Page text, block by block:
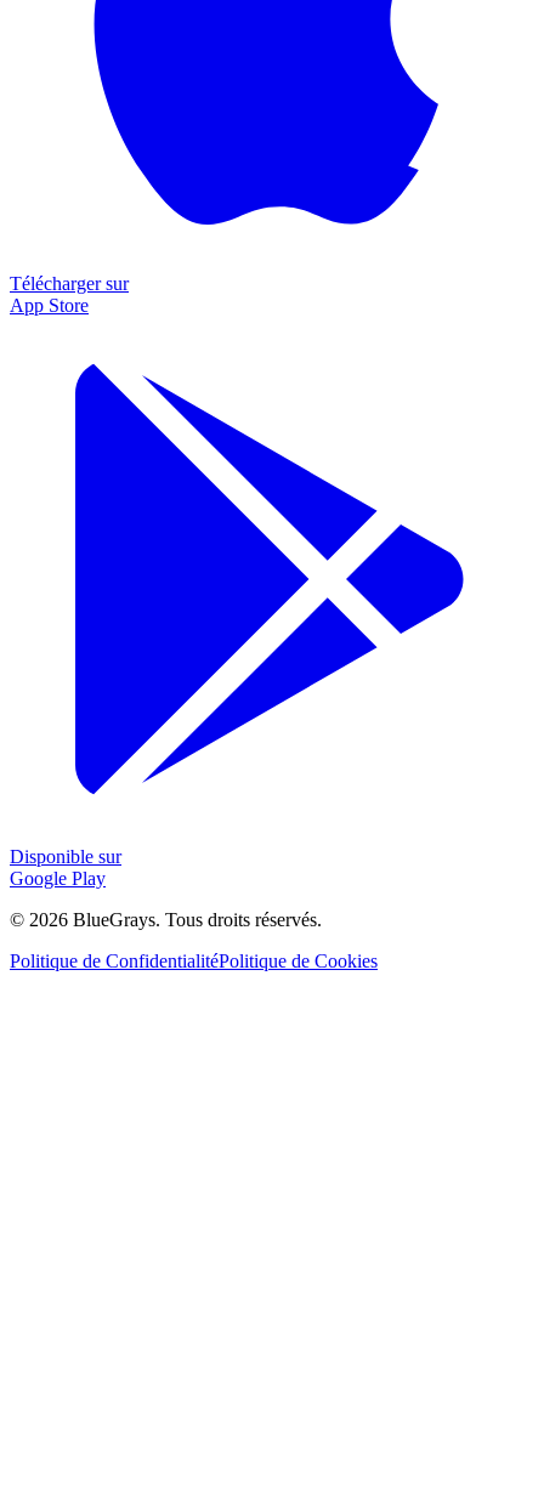
Télécharger sur
App Store
Disponible sur
Google Play
© 2026 BlueGrays. Tous droits réservés.
Politique de ConfidentialitéPolitique de Cookies